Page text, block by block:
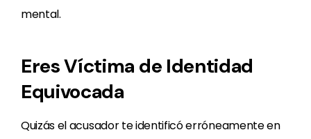
mental.
Eres Víctima de Identidad
Equivocada
Quizás el acusador te identificó erróneamente en